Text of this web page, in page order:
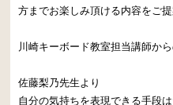
方までお楽しみ頂ける内容をご
川崎キーボード教室担当講師か
佐藤梨乃先生より
自分の気持ちを表現できる手段